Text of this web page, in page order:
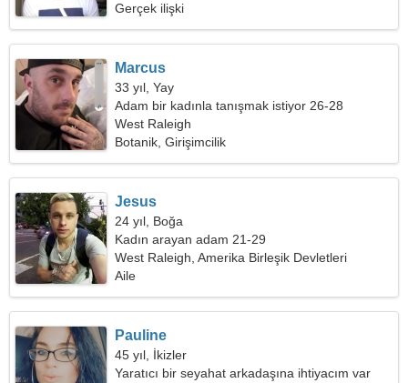
Gerçek ilişki
Marcus
33 yıl, Yay
Adam bir kadınla tanışmak istiyor 26-28
West Raleigh
Botanik, Girişimcilik
Jesus
24 yıl, Boğa
Kadın arayan adam 21-29
West Raleigh, Amerika Birleşik Devletleri
Aile
Pauline
45 yıl, İkizler
Yaratıcı bir seyahat arkadaşına ihtiyacım var